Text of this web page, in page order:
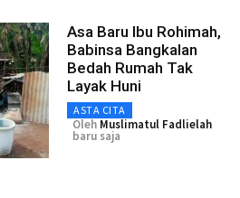
Asa Baru Ibu Rohimah,
Babinsa Bangkalan
Bedah Rumah Tak
Layak Huni
ASTA CITA
Oleh Muslimatul Fadlielah
baru saja